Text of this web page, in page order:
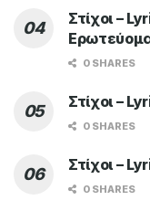
Στίχοι –
0 SHARES
Στίχοι –
0 SHARES
Στίχοι –
0 SHARES